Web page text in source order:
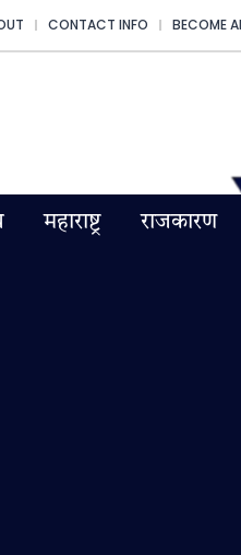
CONTACT INFO BECOME
महाराष्ट्र राजकारण